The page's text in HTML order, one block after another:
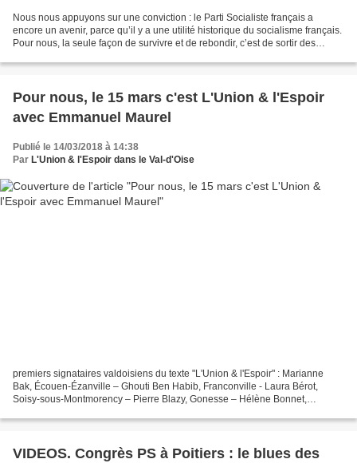
Nous nous appuyons sur une conviction : le Parti Socialiste français a
encore un avenir, parce qu’il y a une utilité historique du socialisme français.
Pour nous, la seule façon de survivre et de rebondir, c’est de sortir des
Pour nous, le 15 mars c'est L'Union & l'Espoir
avec Emmanuel Maurel
Publié le 14/03/2018 à 14:38
Par L'Union & l'Espoir dans le Val-d'Oise
premiers signataires valdoisiens du texte "L'Union & l'Espoir" : Marianne
Bak, Écouen-Ézanville – Ghouti Ben Habib, Franconville - Laura Bérot,
Soisy-sous-Montmorency – Pierre Blazy, Gonesse – Hélène Bonnet,
VIDEOS. Congrès PS à Poitiers : le blues des